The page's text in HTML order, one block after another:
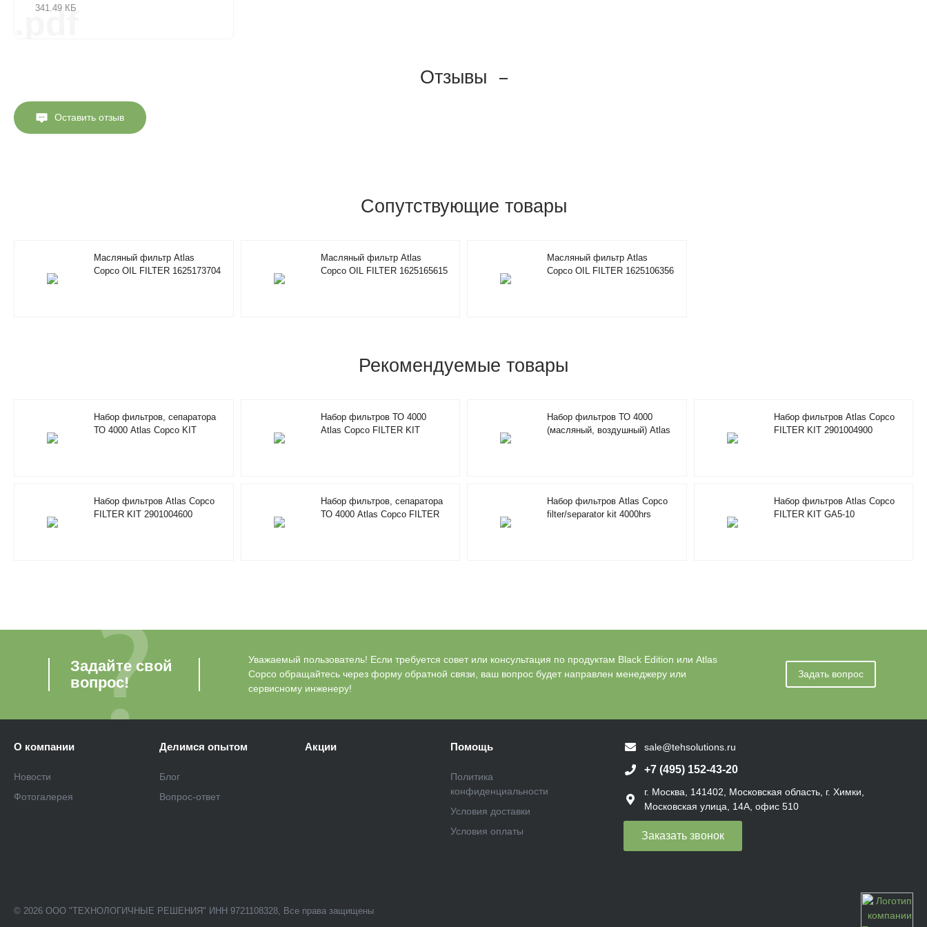
341.49 КБ
.pdf
Отзывы
Оставить отзыв
Сопутствующие товары
Масляный фильтр Atlas
Copco OIL FILTER 1625173704
Масляный фильтр Atlas
Copco OIL FILTER 1625165615
Масляный фильтр Atlas
Copco OIL FILTER 1625106356
Рекомендуемые товары
Набор фильтров, сепаратора
ТО 4000 Atlas Copco KIT
Набор фильтров ТО 4000
Atlas Copco FILTER KIT
Набор фильтров ТО 4000
(масляный, воздушный) Atlas
Набор фильтров Atlas Copco
FILTER KIT 2901004900
Набор фильтров Atlas Copco
FILTER KIT 2901004600
Набор фильтров, сепаратора
ТО 4000 Atlas Copco FILTER
Набор фильтров Atlas Copco
filter/separator kit 4000hrs
Набор фильтров Atlas Copco
FILTER KIT GA5-10
Задайте свой
вопрос!
Уважаемый пользователь! Если требуется совет или консультация по продуктам Black Edition или Atlas
Copco обращайтесь через форму обратной связи, ваш вопрос будет направлен менеджеру или
сервисному инженеру!
Задать вопрос
О компании
Новости
Фотогалерея
Делимся опытом
Блог
Вопрос-ответ
Акции Помощь
Политика
конфиденциальности
Условия доставки
Условия оплаты
sale@tehsolutions.ru
+7 (495) 152-43-20
г. Москва, 141402, Московская область, г. Химки,
Московская улица, 14А, офис 510
Заказать звонок
© 2026 ООО "ТЕХНОЛОГИЧНЫЕ РЕШЕНИЯ" ИНН 9721108328, Все права защищены